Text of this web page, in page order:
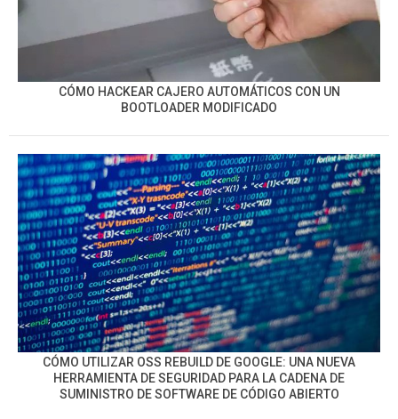
CÓMO HACKEAR CAJERO AUTOMÁTICOS CON UN
BOOTLOADER MODIFICADO
CÓMO UTILIZAR OSS REBUILD DE GOOGLE: UNA NUEVA
HERRAMIENTA DE SEGURIDAD PARA LA CADENA DE
SUMINISTRO DE SOFTWARE DE CÓDIGO ABIERTO